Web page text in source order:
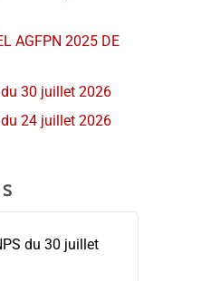
AGFPN 2025 DE
30 juillet 2026
24 juillet 2026
du 30 juillet